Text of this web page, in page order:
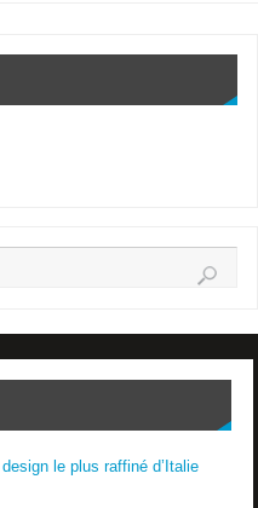
le plus raffiné d’Italie